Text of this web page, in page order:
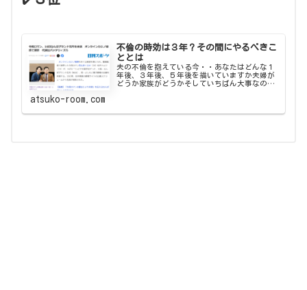
不倫の時効は３年？その間にやるべきこ
ととは
夫の不倫を抱えている今・・あなたはどんな１
年後、３年後、５年後を描いていますか夫婦が
どうか家族がどうかそしていちばん大事なのが
atsuko-room.com